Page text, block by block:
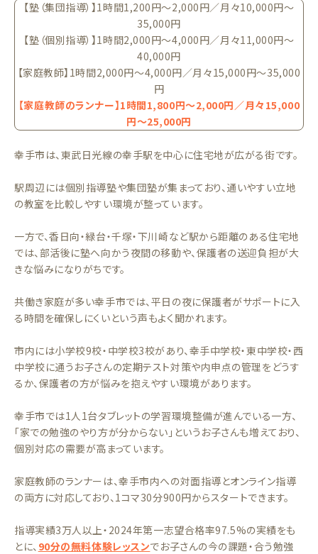
【塾（集団指導）】1時間1,200円〜2,000円／月々10,000円〜
35,000円
【塾（個別指導）】1時間2,000円〜4,000円／月々11,000円〜
40,000円
【家庭教師】1時間2,000円〜4,000円／月々15,000円〜35,000
円
【家庭教師のランナー】1時間1,800円〜2,000円／月々15,000
円〜25,000円
幸手市は、東武日光線の幸手駅を中心に住宅地が広がる街です。
駅周辺には個別指導塾や集団塾が集まっており、通いやすい立地
の教室を比較しやすい環境が整っています。
一方で、香日向・緑台・千塚・下川崎など駅から距離のある住宅地
では、部活後に塾へ向かう夜間の移動や、保護者の送迎負担が大
きな悩みになりがちです。
共働き家庭が多い幸手市では、平日の夜に保護者がサポートに入
る時間を確保しにくいという声もよく聞かれます。
市内には小学校9校・中学校3校があり、幸手中学校・東中学校・西
中学校に通うお子さんの定期テスト対策や内申点の管理をどうす
るか、保護者の方が悩みを抱えやすい環境があります。
幸手市では1人1台タブレットの学習環境整備が進んでいる一方、
「家での勉強のやり方が分からない」というお子さんも増えており、
個別対応の需要が高まっています。
家庭教師のランナーは、幸手市内への対面指導とオンライン指導
の両方に対応しており、1コマ30分900円からスタートできます。
指導実績3万人以上・2024年第一志望合格率97.5%の実績をも
とに、 90分の無料体験レッスンでお子さんの今の課題・合う勉強